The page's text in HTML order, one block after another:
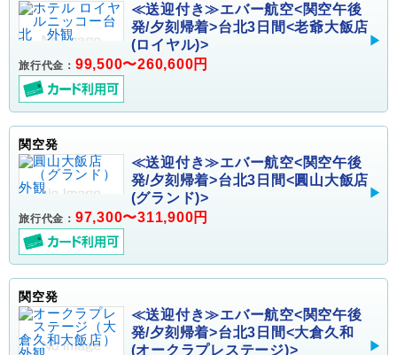
≪送迎付き≫エバー航空<関空午後
発/夕刻帰着>台北3日間<老爺大飯店
(ロイヤル)>
旅行代金： 99,500〜260,600円
関空発
≪送迎付き≫エバー航空<関空午後
発/夕刻帰着>台北3日間<圓山大飯店
(グランド)>
旅行代金： 97,300〜311,900円
関空発
≪送迎付き≫エバー航空<関空午後
発/夕刻帰着>台北3日間<大倉久和
(オークラプレステージ)>